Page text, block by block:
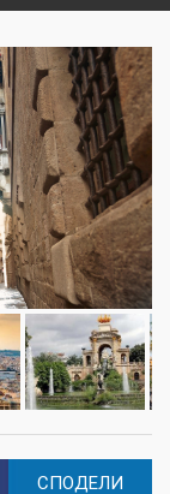
СПОДЕЛИ